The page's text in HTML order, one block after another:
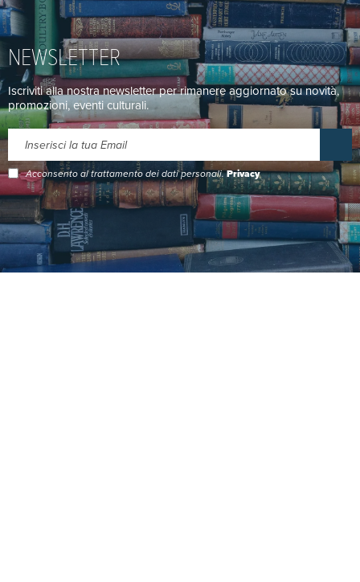
NEWSLETTER
Iscriviti alla nostra newsletter per rimanere aggiornato su novità,
promozioni, eventi culturali.
Acconsento al trattamento dei dati personali.Privacy